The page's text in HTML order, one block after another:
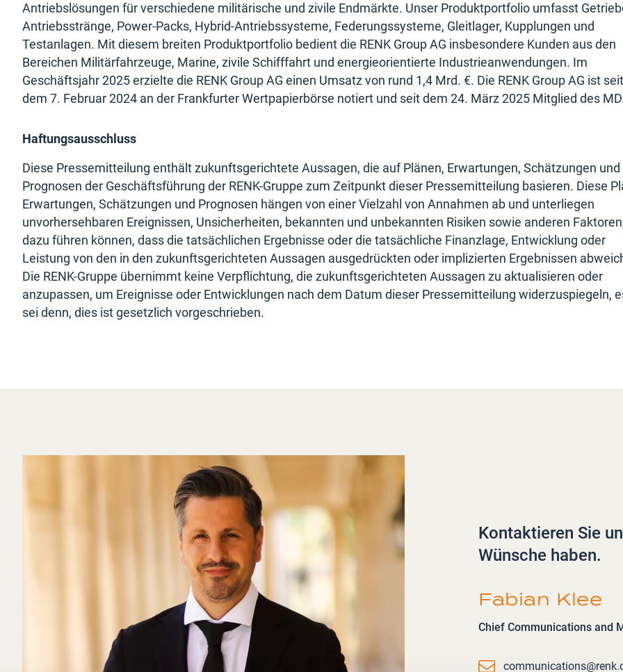
Antriebslösungen für verschiedene militärische und zivile Endmärkte. Unser Produktportfolio umfasst
Antriebsstränge, Power-Packs, Hybrid-Antriebssysteme, Federungssysteme, Gleitlager, Kupplungen und
Testanlagen. Mit diesem breiten Produktportfolio bedient die RENK Group AG insbesondere Kunden aus den
Bereichen Militärfahrzeuge, Marine, zivile Schifffahrt und energieorientierte Industrieanwendungen. Im
Geschäftsjahr 2025 erzielte die RENK Group AG einen Umsatz von rund 1,4 Mrd. €. Die RENK Group AG ist seit
dem 7. Februar 2024 an der Frankfurter Wertpapierbörse notiert und seit dem 24. März 2025 Mitglied des
Haftungsausschluss
Diese Pressemitteilung enthält zukunftsgerichtete Aussagen, die auf Plänen, Erwartungen, Schätzungen und
Prognosen der Geschäftsführung der RENK-Gruppe zum Zeitpunkt dieser Pressemitteilung basieren. Diese
Erwartungen, Schätzungen und Prognosen hängen von einer Vielzahl von Annahmen ab und unterliegen
unvorhersehbaren Ereignissen, Unsicherheiten, bekannten und unbekannten Risiken sowie anderen
dazu führen können, dass die tatsächlichen Ergebnisse oder die tatsächliche Finanzlage, Entwicklung oder
Leistung von den in den zukunftsgerichteten Aussagen ausgedrückten oder implizierten Ergebnissen
Die RENK-Gruppe übernimmt keine Verpflichtung, die zukunftsgerichteten Aussagen zu aktualisieren oder
anzupassen, um Ereignisse oder Entwicklungen nach dem Datum dieser Pressemitteilung widerzuspiegeln,
sei denn, dies ist gesetzlich vorgeschrieben.
Kontaktieren Sie
Wünsche haben.
Fabian Klee
Chief Communications and
Email